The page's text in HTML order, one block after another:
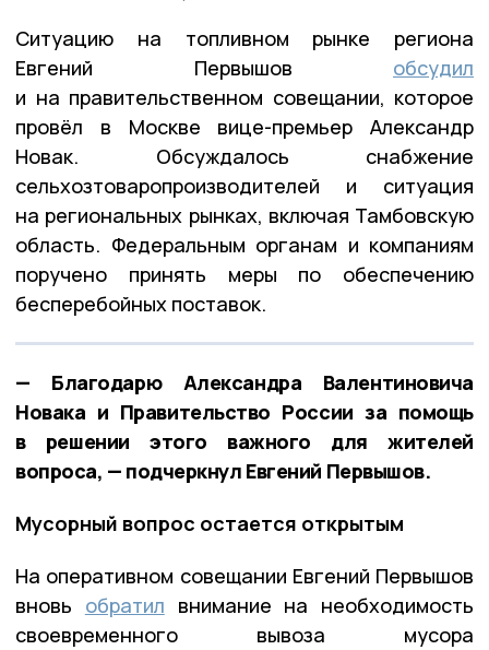
Ситуацию на топливном рынке региона
Евгений Первышов обсудил
и на правительственном совещании, которое
провёл в Москве вице-премьер Александр
Новак. Обсуждалось снабжение
сельхозтоваропроизводителей и ситуация
на региональных рынках, включая Тамбовскую
область. Федеральным органам и компаниям
поручено принять меры по обеспечению
бесперебойных поставок.
— Благодарю Александра Валентиновича
Новака и Правительство России за помощь
в решении этого важного для жителей
вопроса, — подчеркнул Евгений Первышов.
Мусорный вопрос остается открытым
На оперативном совещании Евгений Первышов
вновь обратил внимание на необходимость
своевременного вывоза мусора